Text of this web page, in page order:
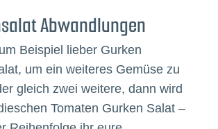
Abwandlungen
Beispiel lieber Gurken
um ein weiteres Gemüse zu
gleich zwei weitere, dann wird
Tomaten Gurken Salat –